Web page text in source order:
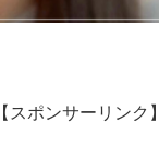
【スポンサーリンク】